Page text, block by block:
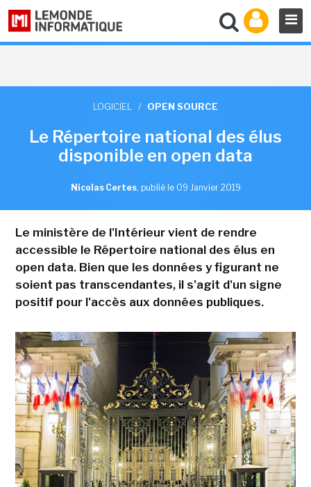
LOGICIEL / OPEN SOURCE
Le Répertoire national des élus
disponible en open data
Nicolas Certes, publié le 09 Janvier 2019
Le ministère de l'Intérieur vient de rendre
accessible le Répertoire national des élus en
open data. Bien que les données y figurant ne
soient pas transcendantes, il s'agit d'un signe
positif pour l'accès aux données publiques.